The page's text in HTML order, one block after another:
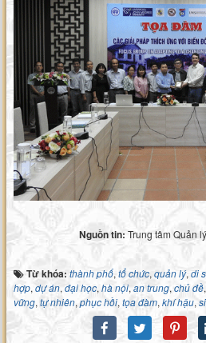
Nguồn tin: Trung tâm Quản
Từ khóa: thành phố, tổ chức,quản lý,di
hợp, dự án, đại học, hà nội, an trung,chủ đề,
vững, tự nhiên,phục hồi, tọa đàm, khí hậu,